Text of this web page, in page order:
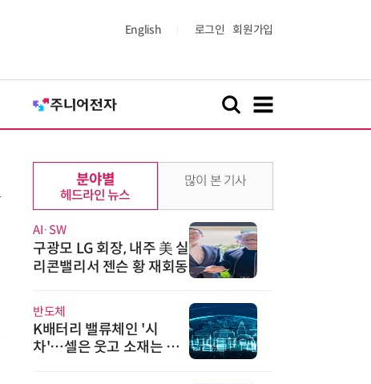
English 로그인 회원가입
분야별
헤드라인 뉴스
AI·SW
구광모 LG 회장, 내주 美 실
리콘밸리서 젠슨 황 재회동
반도체
K배터리 밸류체인 '시
차'…셀은 웃고 소재는 아
많이 본 기사